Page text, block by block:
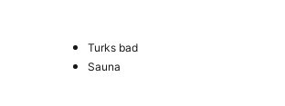
Turks bad
Sauna